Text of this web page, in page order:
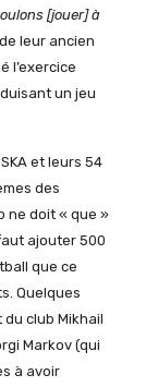
[jouer] à
leur ancien
l’exercice
un jeu
et leurs 54
des
ne doit « que »
ajouter 500
que ce
Quelques
du club Mikhail
Markov (qui
à avoir